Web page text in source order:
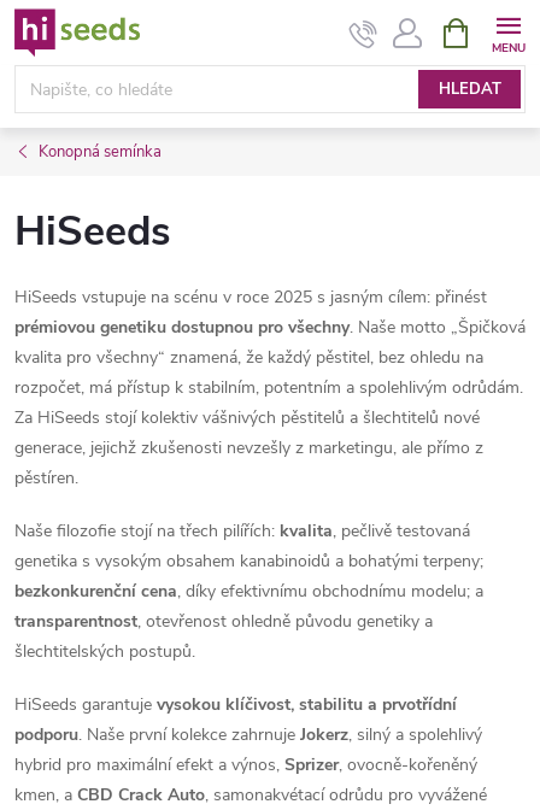
Přejít
na
obsah
HLEDAT
NÁKUPNÍ
KOŠÍK
Konopná semínka
HiSeeds
HiSeeds vstupuje na scénu v roce 2025 s jasným cílem: přinést
prémiovou genetiku dostupnou pro všechny. Naše motto „Špičková
kvalita pro všechny“ znamená, že každý pěstitel, bez ohledu na
rozpočet, má přístup k stabilním, potentním a spolehlivým odrůdám.
Za HiSeeds stojí kolektiv vášnivých pěstitelů a šlechtitelů nové
generace, jejichž zkušenosti nevzešly z marketingu, ale přímo z
pěstíren.
Naše filozofie stojí na třech pilířích: kvalita, pečlivě testovaná
genetika s vysokým obsahem kanabinoidů a bohatými terpeny;
bezkonkurenční cena, díky efektivnímu obchodnímu modelu; a
transparentnost, otevřenost ohledně původu genetiky a
šlechtitelských postupů.
HiSeeds garantuje vysokou klíčivost, stabilitu a prvotřídní
podporu. Naše první kolekce zahrnuje Jokerz, silný a spolehlivý
hybrid pro maximální efekt a výnos, Sprizer, ovocně-kořeněný
kmen, a CBD Crack Auto, samonakvétací odrůdu pro vyvážené